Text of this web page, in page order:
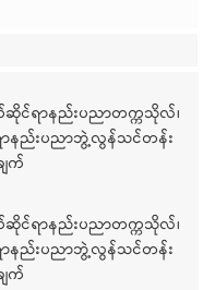
ဆိုင်ရာနည်းပညာတက္ကသိုလ်၊
နည်းပညာဘွဲ့လွန်သင်တန်း
က်
ဆိုင်ရာနည်းပညာတက္ကသိုလ်၊
နည်းပညာဘွဲ့လွန်သင်တန်း
က်